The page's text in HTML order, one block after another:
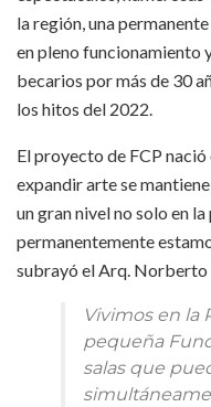
la región, una
en pleno funcionamiento
becarios por más de 30
los hitos del 2022.
El proyecto de FCP
expandir arte se
un gran nivel no solo en
permanentemente
subrayó el Arq. Norberto
Vivimos en la
pequeña
salas que